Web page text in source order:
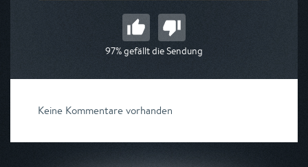
97% gefällt die Sendung
Keine Kommentare vorhanden